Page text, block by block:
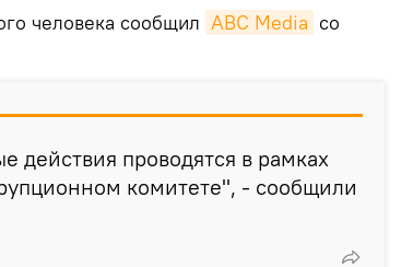
человека сообщил ABC Media со
действия проводятся в рамках
комитете", - сообщили